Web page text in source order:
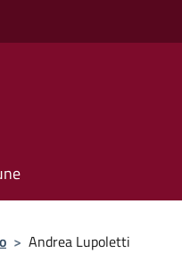
> Andrea Lupoletti